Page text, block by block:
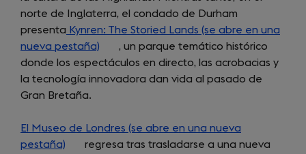
norte de Inglaterra, el condado de Durham
presenta Kynren: The Storied Lands (se abre en una
nueva pestaña) (opens
in
a
, un parque temático histórico
donde los espectáculos en directo, las acrobacias y
la tecnología innovadora dan vida al pasado de
Gran Bretaña.
El Museo de Londres (se abre en una nueva
pestaña) (opensregresa tras trasladarse a una nueva